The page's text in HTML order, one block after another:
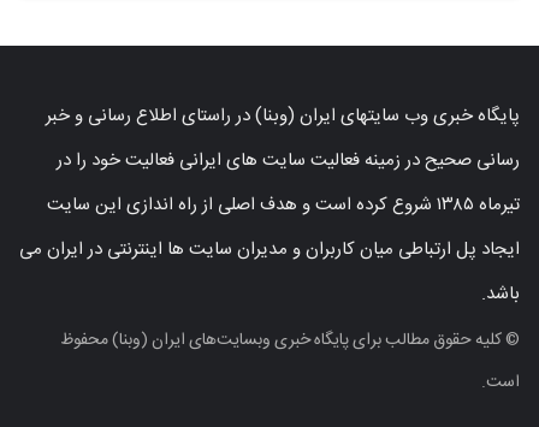
پایگاه خبری وب سایتهای ایران (وبنا) در راستای اطلاع رسانی و خبر
رسانی صحیح در زمینه فعالیت سایت های ایرانی فعالیت خود را در
تیرماه ۱۳۸۵ شروع کرده است و هدف اصلی از راه اندازی این سایت
ایجاد پل ارتباطی میان کاربران و مدیران سایت ها اینترنتی در ایران می
باشد.
© کلیه حقوق مطالب برای پایگاه خبری وبسایت‌های ایران (وبنا) محفوظ
است.